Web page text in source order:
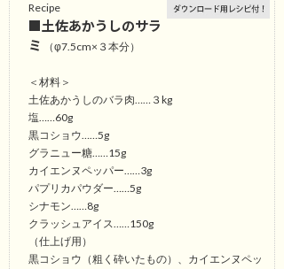
Recipe
■土佐あかうしのサラ
ミ
（φ7.5cm×３本分）
＜材料＞
土佐あかうしのバラ肉……３kg
塩……60g
黒コショウ……5g
グラニュー糖……15g
カイエンヌペッパー……3g
パプリカパウダー……5g
シナモン……8g
クラッシュアイス……150g
（仕上げ用）
黒コショウ（粗く砕いたもの）、カイエンヌペッ